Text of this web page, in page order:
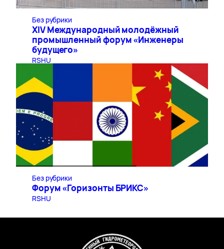
Без рубрики
XIV Международный молодёжный
промышленный форум «Инженеры
будущего»
RSHU
Без рубрики
Форум «Горизонты БРИКС»
RSHU